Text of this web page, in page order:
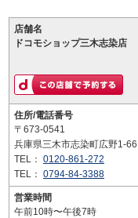
店舗名
ドコモショップ三木志染店
住所/電話番号
〒673-0541
兵庫県三木市志染町広野1-66
TEL： 0120-861-272
TEL： 0794-84-3388
営業時間
午前10時〜午後7時